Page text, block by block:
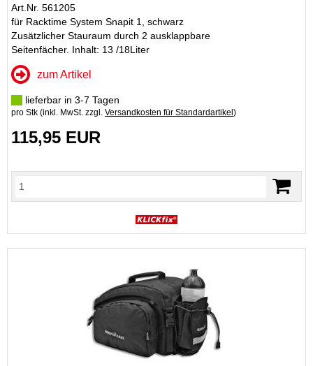
Art.Nr. 561205
für Racktime System Snapit 1, schwarz
Zusätzlicher Stauraum durch 2 ausklappbare
Seitenfächer. Inhalt: 13 /18Liter
zum Artikel
lieferbar in 3-7 Tagen
pro Stk (inkl. MwSt. zzgl. Versandkosten für Standardartikel)
115,95 EUR